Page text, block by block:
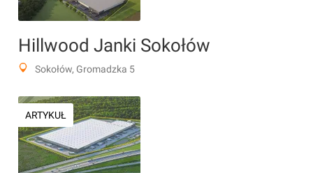
Hillwood Janki Sokołów
Sokołów, Gromadzka 5
ARTYKUŁ